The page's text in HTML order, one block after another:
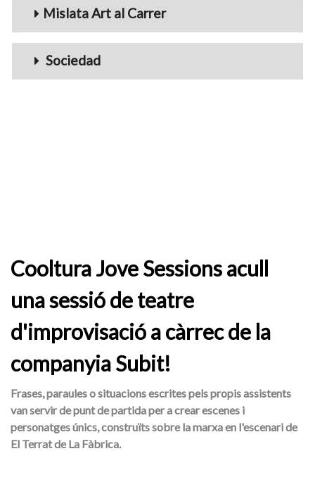
Mislata Art al Carrer
Sociedad
Cooltura Jove Sessions acull
una sessió de teatre
d'improvisació a càrrec de la
companyia Subit!
Frases, paraules o situacions escrites pels propis assistents
van servir de punt de partida per a crear escenes i
personatges únics, construïts sobre la marxa en l'escenari de
El Terrat de La Fàbrica.